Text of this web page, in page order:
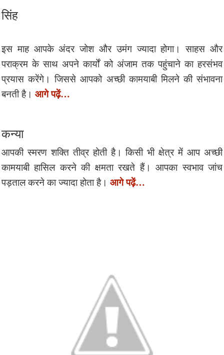
सिंह
इस माह आपके अंदर जोश और उमंग ज्यादा होगा। साहस और
पराक्रम के साथ अपने कार्यों को अंजाम तक पहुंचाने का हरसंभव
प्रयास करेंगे। जिससे आपको अच्छी कामयाबी मिलने की संभावना
बनती है। आगे पढ़ें…
कन्या
आपकी स्मरण शक्ति तीव्र होती है। किसी भी क्षेत्र में आप अच्छी
कामयाबी हासिल करने की क्षमता रखते हैं। आपका स्वभाव जांच
पड़ताल करने का ज्यादा होता है। आगे पढ़ें…